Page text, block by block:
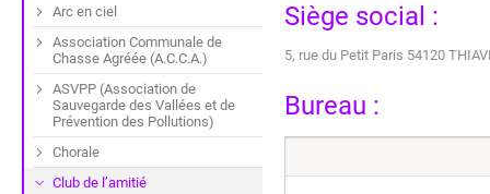
Siège social :
5, rue du Petit Paris 54120
Bureau :
Arc en ciel
Association Communale de
Chasse Agréée (A.C.C.A.)
ASVPP (Association de
Sauvegarde des Vallées et de
Prévention des Pollutions)
Chorale
Club de l’amitié